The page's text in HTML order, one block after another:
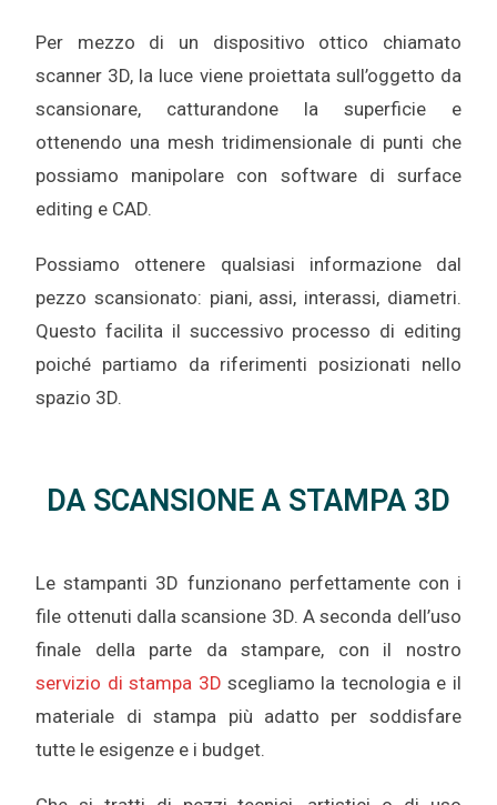
Per mezzo di un dispositivo ottico chiamato
scanner 3D, la luce viene proiettata sull’oggetto da
scansionare, catturandone la superficie e
ottenendo una mesh tridimensionale di punti che
possiamo manipolare con software di surface
editing e CAD.
Possiamo ottenere qualsiasi informazione dal
pezzo scansionato: piani, assi, interassi, diametri.
Questo facilita il successivo processo di editing
poiché partiamo da riferimenti posizionati nello
spazio 3D.
DA SCANSIONE A STAMPA 3D
Le stampanti 3D funzionano perfettamente con i
file ottenuti dalla scansione 3D. A seconda dell’uso
finale della parte da stampare, con il nostro
servizio di stampa 3D scegliamo la tecnologia e il
materiale di stampa più adatto per soddisfare
tutte le esigenze e i budget.